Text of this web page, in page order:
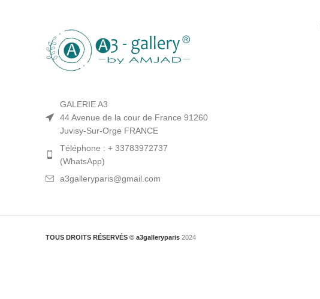
GALERIE A3
44 Avenue de la cour de France 91260
Juvisy-Sur-Orge FRANCE
Téléphone : + 33783972737
(WhatsApp)
a3galleryparis@gmail.com
TOUS DROITS RÉSERVÉS © a3galleryparis 2024